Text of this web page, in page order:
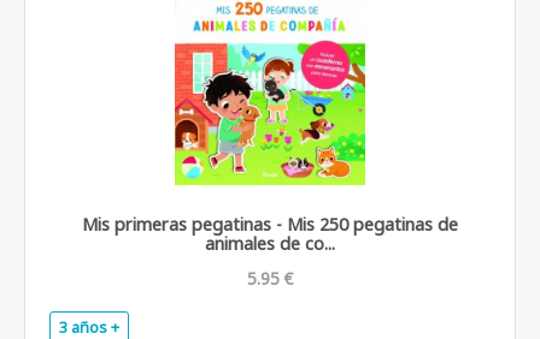
Mis primeras pegatinas - Mis 250 pegatinas de
animales de co...
5.95 €
3 años +